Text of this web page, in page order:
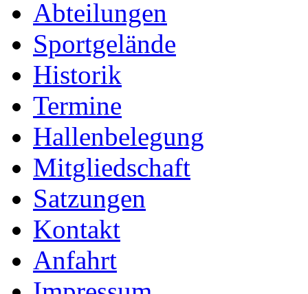
Abteilungen
Sportgelände
Historik
Termine
Hallenbelegung
Mitgliedschaft
Satzungen
Kontakt
Anfahrt